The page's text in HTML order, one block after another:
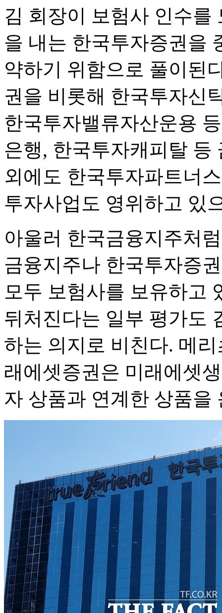
김 회장이 보험사 인수를
을 내는 한국투자증권을
약하기 위함으로 풀이된
권을 비롯해 한국투자신
한국투자밸류자산운용
은행, 한국투자캐피탈 등
외에도 한국투자파트너
투자사업도 영위하고 있
아울러 한국금융지주처
금융지주나 한국투자증
모두 보험사를 보유하고
뒤처진다는 일부 평가도
하는 의지로 비친다. 메
래에셋증권은 미래에셋
자 상품과 연계한 상품을